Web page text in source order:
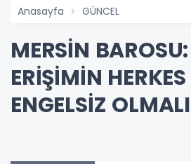
Anasayfa GÜNCEL
MERSİN
ERİŞİMİN
ENGELSİZ